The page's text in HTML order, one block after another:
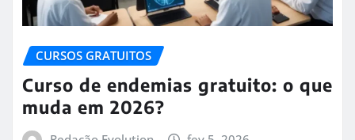
CURSOS GRATUITOS
Curso de endemias gratuito: o que
muda em 2026?